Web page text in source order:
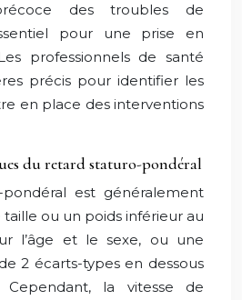
des troubles de
pour une prise en
professionnels de santé
précis pour identifier les
en place des interventions
du retard staturo-pondéral
est généralement
ou un poids inférieur au
l’âge et le sexe, ou une
2 écarts-types en dessous
la vitesse de